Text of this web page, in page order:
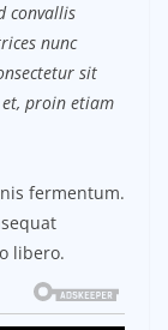
convallis
nunc
sit
proin etiam
fermentum.
libero.